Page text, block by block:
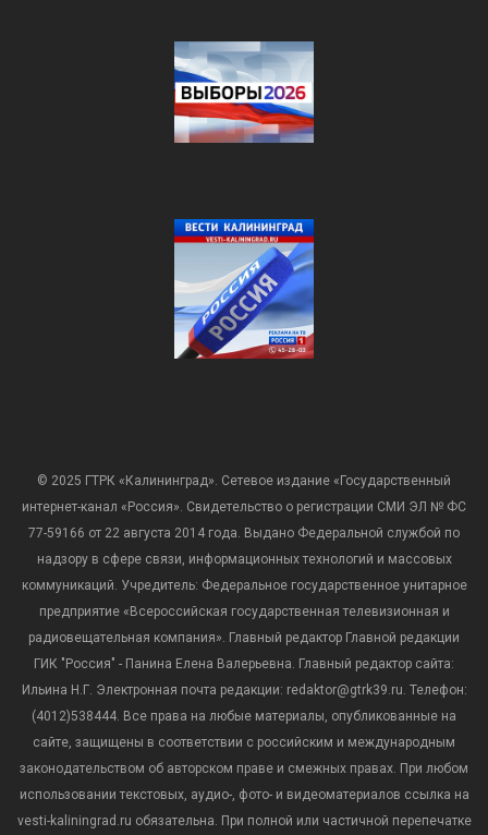
© 2025 ГТРК «Калининград». Сетевое издание «Государственный
интернет-канал «Россия». Свидетельство о регистрации СМИ ЭЛ № ФС
77-59166 от 22 августа 2014 года. Выдано Федеральной службой по
надзору в сфере связи, информационных технологий и массовых
коммуникаций. Учредитель: Федеральное государственное унитарное
предприятие «Всероссийская государственная телевизионная и
радиовещательная компания». Главный редактор Главной редакции
ГИК "Россия" - Панина Елена Валерьевна. Главный редактор сайта:
Ильина Н.Г. Электронная почта редакции: redaktor@gtrk39.ru. Телефон:
(4012)538444. Все права на любые материалы, опубликованные на
сайте, защищены в соответствии с российским и международным
законодательством об авторском праве и смежных правах. При любом
использовании текстовых, аудио-, фото- и видеоматериалов ссылка на
vesti-kaliningrad.ru обязательна. При полной или частичной перепечатке